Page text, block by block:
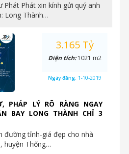
Phát Phát xin kính gửi quý anh
Long Thành…
LÝ RÕ RÀNG NGAY
BAY LONG THÀNH CHỈ 3
tỉnh-giá đẹp cho nhà
huyện Thống…
3.165 Tỷ
Diện tích:1021 m2
Ngày đăng: 1-10-2019